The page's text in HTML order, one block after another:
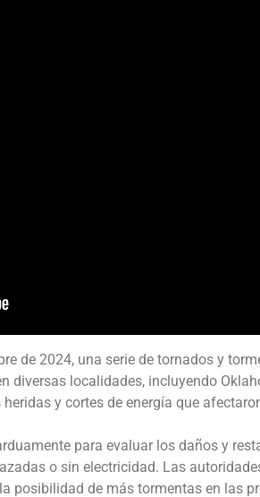
de 2024, una serie de tornados y
diversas localidades, incluyendo
y cortes de energía que
para evaluar los daños y
o sin electricidad. Las
posibilidad de más tormentas en las